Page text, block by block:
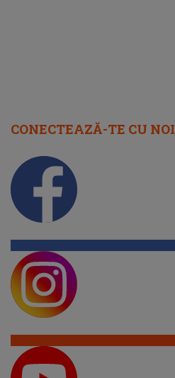
CONECTEAZĂ-TE CU NOI